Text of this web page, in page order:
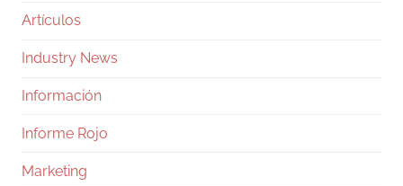
Artículos
Industry News
Información
Informe Rojo
Marketing